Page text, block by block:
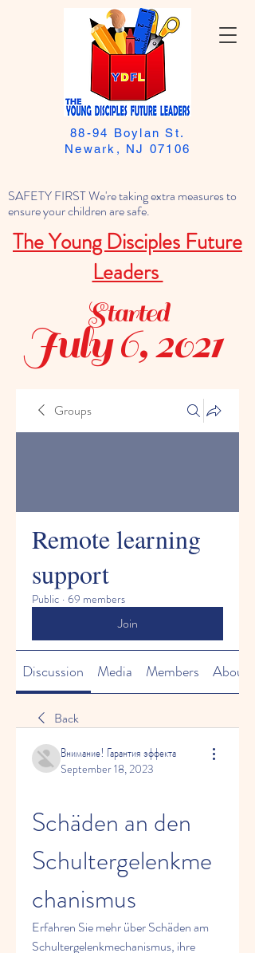
SAFETY FIRST We're taking extra measures to
ensure your children are safe.
The Young Disciples Future
Leaders
88-94 Boylan St.
Newark, NJ 07106
July 6, 2021
Started
Groups
Remote learning
support
Public · 69 members
Join
Discussion Media Members About
Back
Внимание! Гарантия эффекта
September 18, 2023
Schäden an den
Schultergelenkme
chanismus
Erfahren Sie mehr über Schäden am
Schultergelenkmechanismus, ihre